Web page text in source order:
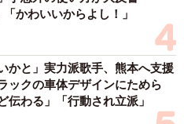
「かわいいからよし！」
かと」実力派歌手、熊本へ支援
ックの車体デザインにためら
わる」「行動され立派」